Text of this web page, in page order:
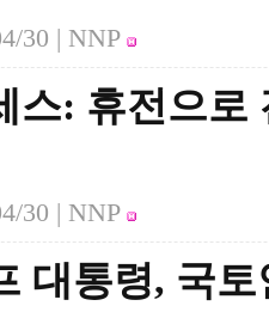
30 | NNP
스: 휴전으로
30 | NNP
대통령, 국